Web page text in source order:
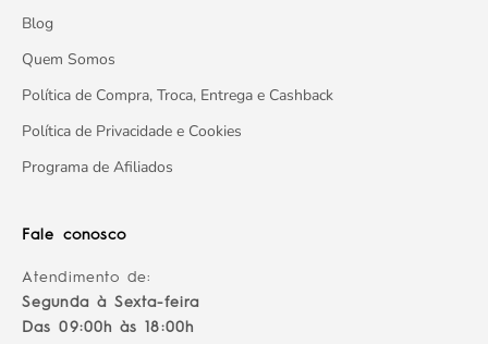
Blog
Quem Somos
Política de Compra, Troca, Entrega e Cashback
Política de Privacidade e Cookies
Programa de Afiliados
Fale conosco
Atendimento de:
Segunda à Sexta-feira
Das 09:00h às 18:00h